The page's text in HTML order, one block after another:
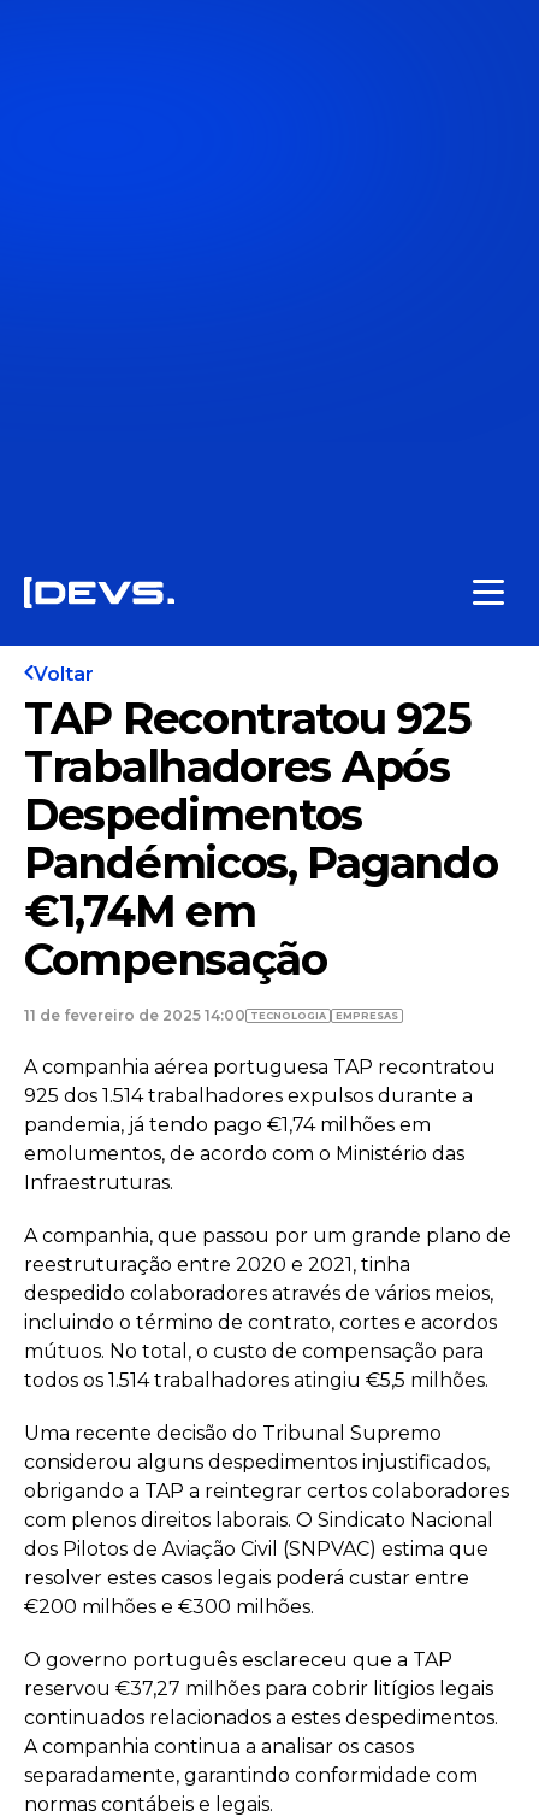
Voltar
TAP Recontratou 925
Trabalhadores Após
Despedimentos
Pandémicos, Pagando
€1,74M em
Compensação
11 de fevereiro de 2025 14:00 TECNOLOGIA EMPRESAS
A companhia aérea portuguesa TAP recontratou
925 dos 1.514 trabalhadores expulsos durante a
pandemia, já tendo pago €1,74 milhões em
emolumentos, de acordo com o Ministério das
Infraestruturas.
A companhia, que passou por um grande plano de
reestruturação entre 2020 e 2021, tinha
despedido colaboradores através de vários meios,
incluindo o término de contrato, cortes e acordos
mútuos. No total, o custo de compensação para
todos os 1.514 trabalhadores atingiu €5,5 milhões.
Uma recente decisão do Tribunal Supremo
considerou alguns despedimentos injustificados,
obrigando a TAP a reintegrar certos colaboradores
com plenos direitos laborais. O Sindicato Nacional
dos Pilotos de Aviação Civil (SNPVAC) estima que
resolver estes casos legais poderá custar entre
€200 milhões e €300 milhões.
O governo português esclareceu que a TAP
reservou €37,27 milhões para cobrir litígios legais
continuados relacionados a estes despedimentos.
A companhia continua a analisar os casos
separadamente, garantindo conformidade com
normas contábeis e legais.